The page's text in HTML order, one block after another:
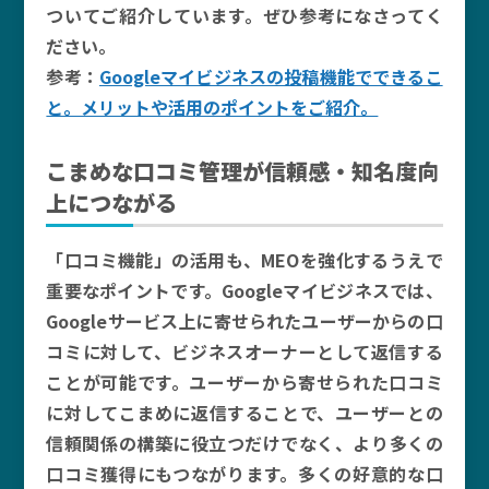
ついてご紹介しています。ぜひ参考になさってく
ださい。
参考： Googleマイビジネスの投稿機能でできるこ
と。メリットや活用のポイントをご紹介。
こまめな口コミ管理が信頼感・知名度向
上につながる
「口コミ機能」の活用も、MEOを強化するうえで
重要なポイントです。Googleマイビジネスでは、
Googleサービス上に寄せられたユーザーからの口
コミに対して、ビジネスオーナーとして返信する
ことが可能です。ユーザーから寄せられた口コミ
に対してこまめに返信することで、ユーザーとの
信頼関係の構築に役立つだけでなく、より多くの
口コミ獲得にもつながります。多くの好意的な口